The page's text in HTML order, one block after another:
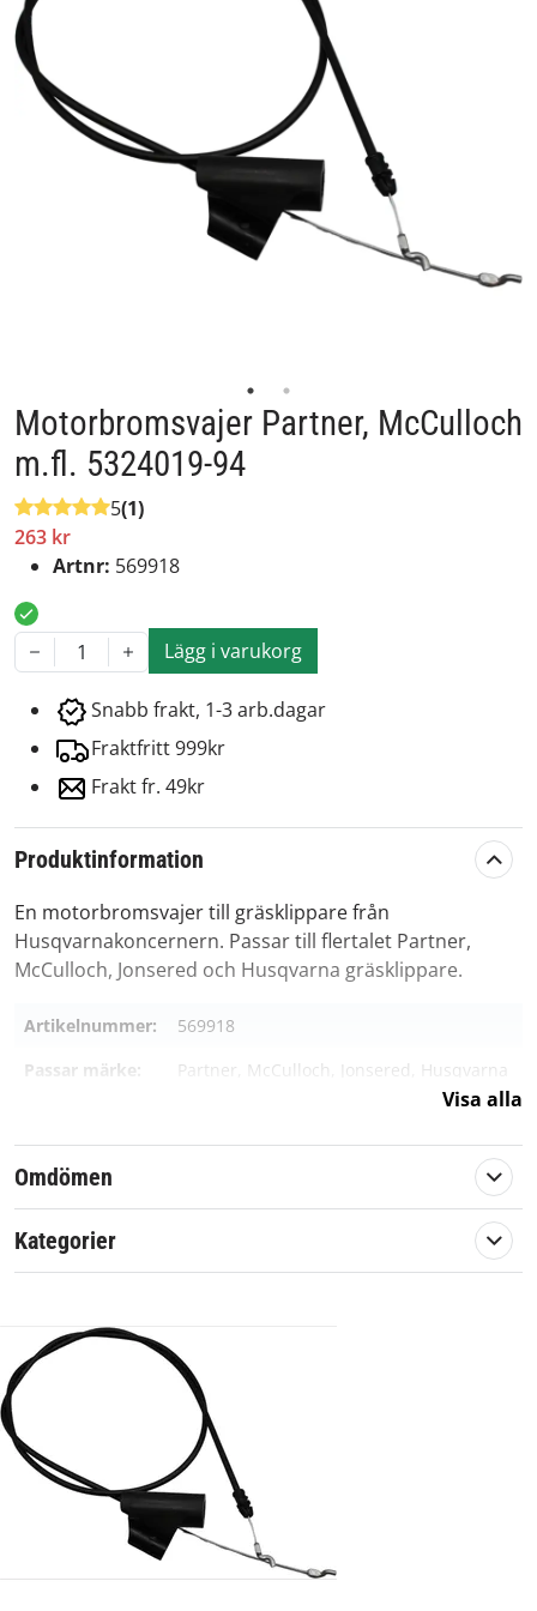
Motorbromsvajer Partner, McCulloch
m.fl. 5324019-94
5(1)
263 kr
Artnr: 569918
1 Lägg i varukorg
Snabb frakt, 1-3 arb.dagar
Fraktfritt 999kr
Frakt fr. 49kr
Produktinformation
En motorbromsvajer till gräsklippare från
Husqvarnakoncernern. Passar till flertalet Partner,
McCulloch, Jonsered och Husqvarna gräsklippare.
Artikelnummer:
569918
Passar märke:
Partner, McCulloch, Jonsered, Husqvarna
Visa alla
Omdömen
Kategorier